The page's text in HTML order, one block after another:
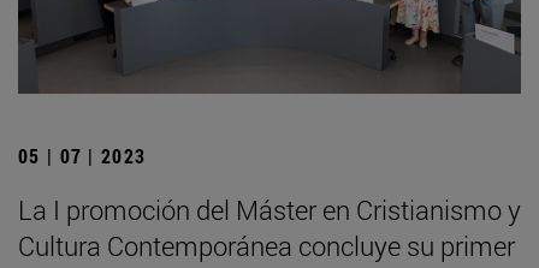
05 | 07 | 2023
La I promoción del Máster en Cristianismo y
Cultura Contemporánea concluye su primer